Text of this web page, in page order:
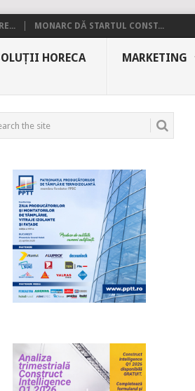
MONARC DĂ STARTUL CONST...
HORECA MARKETING